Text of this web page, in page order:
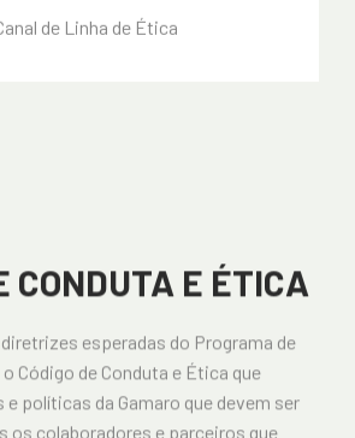
de Linha de Ética
CONDUTA E ÉTICA
esperadas do Programa de
Código de Conduta e Ética que
e políticas da Gamaro que devem ser
os colaboradores e parceiros que